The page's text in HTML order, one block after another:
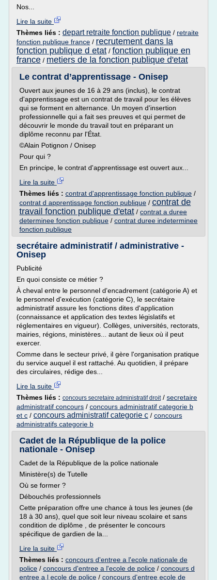
Nos...
Lire la suite
Thèmes liés : depart retraite fonction publique / retraite
fonction publique france / recrutement dans la
fonction publique d etat / fonction publique en
france / metiers de la fonction publique d'etat
Le contrat d’apprentissage - Onisep
Ouvert aux jeunes de 16 à 29 ans (inclus), le contrat
d'apprentissage est un contrat de travail pour les élèves
qui se forment en alternance. Un moyen d'insertion
professionnelle qui a fait ses preuves et qui permet de
découvrir le monde du travail tout en préparant un
diplôme reconnu par l'État.
©Alain Potignon / Onisep
Pour qui ?
En principe, le contrat d'apprentissage est ouvert aux...
Lire la suite
Thèmes liés : contrat d'apprentissage fonction publique /
contrat d apprentissage fonction publique / contrat de
travail fonction publique d'etat / contrat a duree
determinee fonction publique / contrat duree indeterminee
fonction publique
secrétaire administratif / administrative -
Onisep
Publicité
En quoi consiste ce métier ?
À cheval entre le personnel d'encadrement (catégorie A) et
le personnel d'exécution (catégorie C), le secrétaire
administratif assure les fonctions dites d'application
(connaissance et application des textes législatifs et
réglementaires en vigueur). Collèges, universités, rectorats,
mairies, régions, ministères... autant de lieux où il peut
exercer.
Comme dans le secteur privé, il gère l'organisation pratique
du service auquel il est rattaché. Au quotidien, il prépare
des circulaires, rédige des...
Lire la suite
Thèmes liés : concours secretaire administratif droit/ secretaire
administratif concours / concours administratif categorie b
et c / concours administratif categorie c / concours
administratifs categorie b
Cadet de la République de la police
nationale - Onisep
Cadet de la République de la police nationale
Ministère(s) de Tutelle
Où se former ?
Débouchés professionnels
Cette préparation offre une chance à tous les jeunes (de
18 à 30 ans), quel que soit leur niveau scolaire et sans
condition de diplôme , de présenter le concours
spécifique de gardien de la...
Lire la suite
Thèmes liés : concours d'entree a l'ecole nationale de
police / concours d'entree a l'ecole de police / concours d
entree a l ecole de police / concours d'entree ecole de